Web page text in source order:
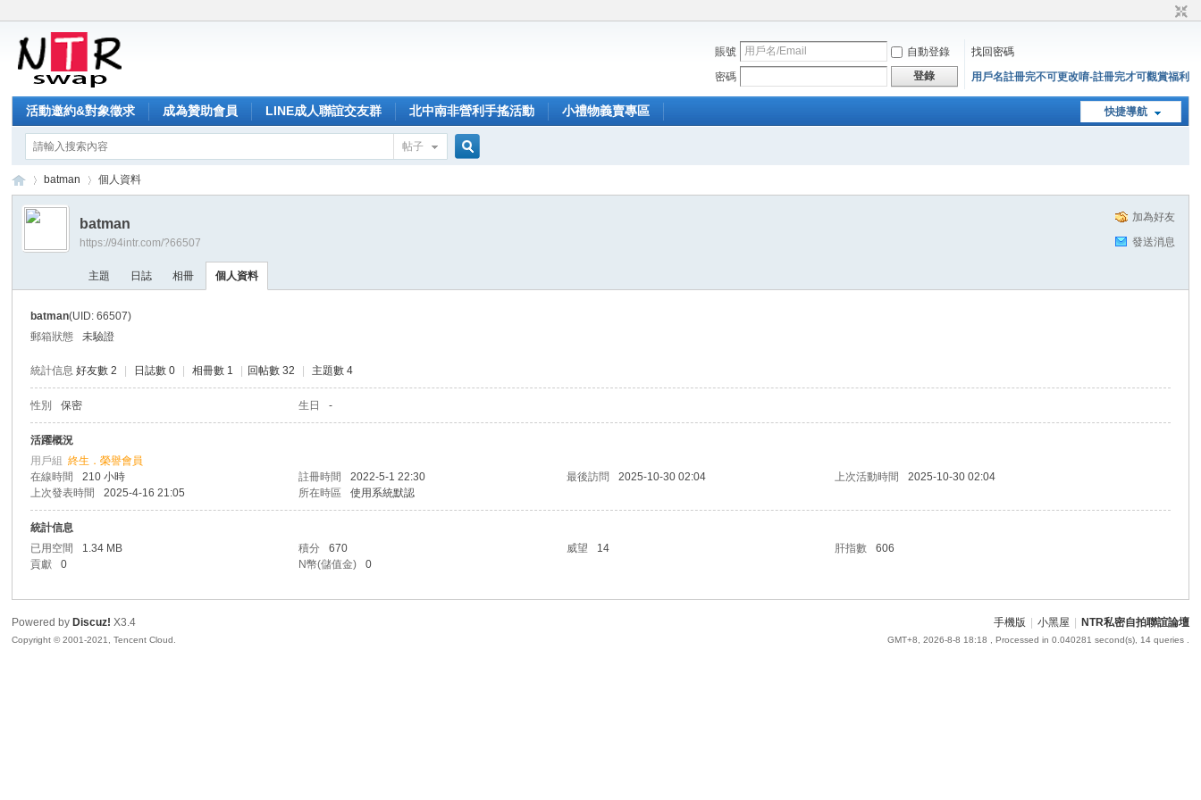
賬號 自動登錄
找回密碼
密碼
登錄 用戶名註冊完不可更改唷-註冊完才可觀賞福利
快捷導航
活動邀約&對象徵求 成為贊助會員 LINE成人聯誼交友群 北中南非營利手搖活動 小禮物義賣專區
帖子
NT›
batman 個人資料
加為好友
發送消息
batman
https://94intr.com/?66507
主題 日誌 相冊 個人資料
batman(UID: 66507)
郵箱狀態
未驗證
統計信息 好友數 2 日誌數 0 相冊數 1 回帖數 32 主題數 4
性別 保密 生日 -
活躍概況
用戶組終生．榮譽會員
在線時間
210 小時 註冊時間 2022-5-1 22:30 最後訪問 2025-10-30 02:04 上次活動時間
2025-10-30 02:04
上次發表時間
2025-4-16 21:05 所在時區 使用系統默認
統計信息
已用空間
1.34 MB 積分 670 威望 14 肝指數
606
貢獻
0 N幣(儲值金) 0
手機版 小黑屋 NTR私密自拍聯誼論壇
GMT+8, 2026-8-8 18:18 , Processed in 0.040281 second(s), 14 queries .
Powered by Discuz! X3.4
Copyright © 2001-2021, Tencent Cloud.